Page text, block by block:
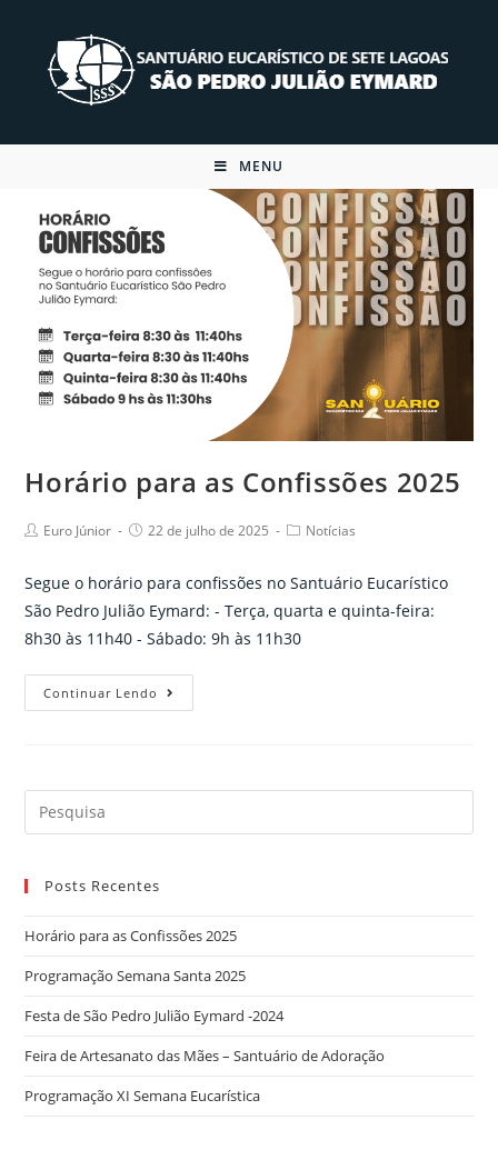
content
MENU
Horário para as Confissões 2025
PostEuro Júnior
Post22 de julho de 2025
PostNotícias
Segue o horário para confissões no Santuário Eucarístico
São Pedro Julião Eymard: - Terça, quarta e quinta-feira:
8h30 às 11h40 - Sábado: 9h às 11h30
Continuar Lendo
para
2025
Search
for:
Posts Recentes
Horário para as Confissões 2025
Programação Semana Santa 2025
Festa de São Pedro Julião Eymard -2024
Feira de Artesanato das Mães – Santuário de Adoração
Programação XI Semana Eucarística